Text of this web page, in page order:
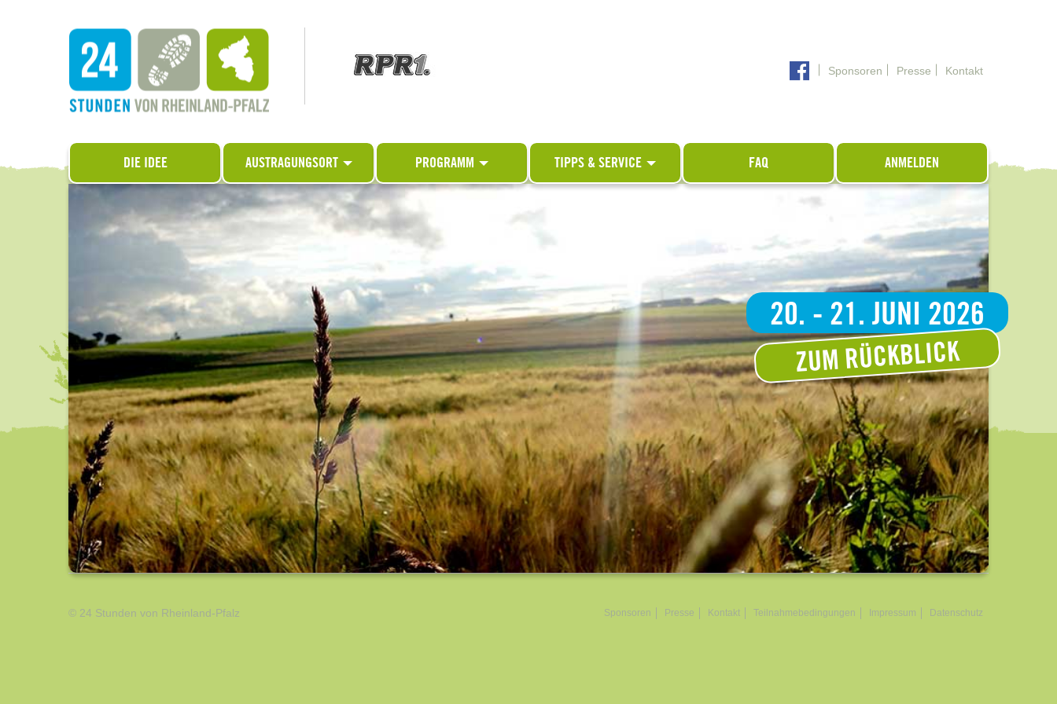
Sponsoren Presse Kontakt
DIE IDEE AUSTRAGUNGSORT PROGRAMM TIPPS & SERVICE FAQ ANMELDEN
20. - 21. JUNI 2026
ZUM RÜCKBLICK
© 24 Stunden von Rheinland-Pfalz Sponsoren Presse Kontakt Teilnahmebedingungen Impressum Datenschutz